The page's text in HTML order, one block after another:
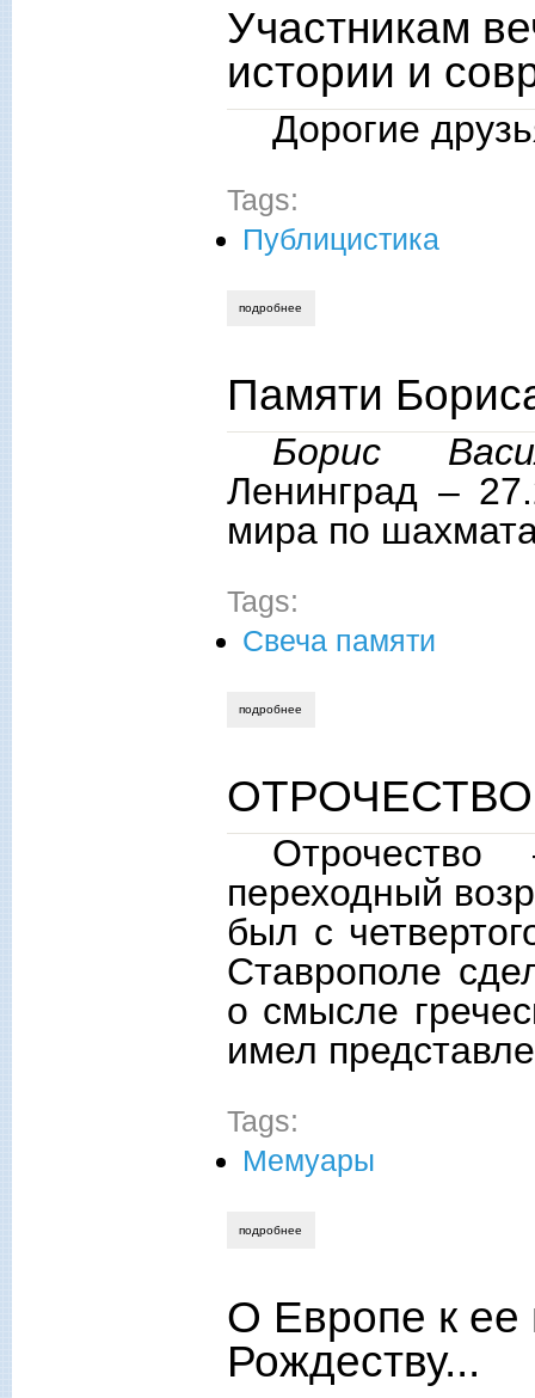
Участникам
истории и
Дорогие
Tags:
Публицистика
подробнее
Памяти
Борис
Ленинград ‒
мира по
Tags:
Свеча памяти
подробнее
переходный
был с
Ставрополе
о смысле
имел
Tags:
Мемуары
подробнее
О Европе к ее
Рождеству...